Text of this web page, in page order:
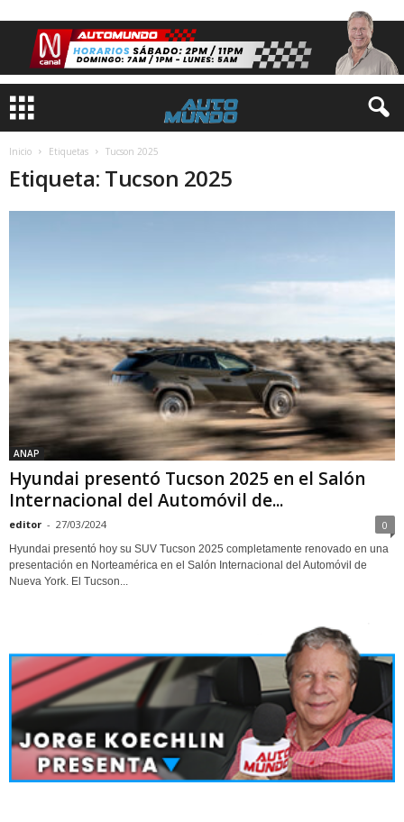
Inicio Etiquetas Tucson 2025
Etiqueta: Tucson 2025
ANAP
Hyundai presentó Tucson 2025 en el Salón
Internacional del Automóvil de...
editor - 27/03/2024 0
Hyundai presentó hoy su SUV Tucson 2025 completamente renovado en una
presentación en Norteamérica en el Salón Internacional del Automóvil de
Nueva York. El Tucson...